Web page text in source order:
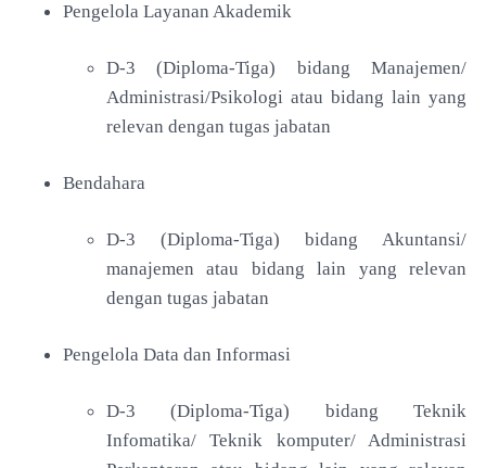
Pengelola Layanan Akademik
D-3 (Diploma-Tiga) bidang Manajemen/
Administrasi/Psikologi atau bidang lain yang
relevan dengan tugas jabatan
Bendahara
D-3 (Diploma-Tiga) bidang Akuntansi/
manajemen atau bidang lain yang relevan
dengan tugas jabatan
Pengelola Data dan Informasi
D-3 (Diploma-Tiga) bidang Teknik
Infomatika/ Teknik komputer/ Administrasi